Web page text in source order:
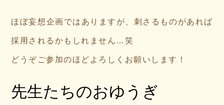
ほぼ妄想企画ではありますが、刺さるものがあれば
採用されるかもしれません…笑
どうぞご参加のほどよろしくお願いします！